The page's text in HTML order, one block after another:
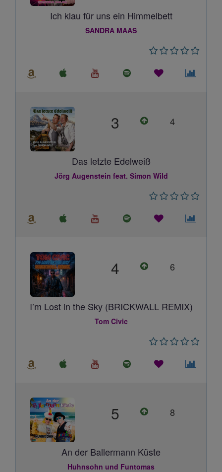
Ich klau für uns ein Himmelbett
SANDRA MAAS
3 4
Das letzte Edelweiß
Jörg Augenstein feat. Simon Wild
4 6
I’m Lost in the Sky (BRICKWALL REMIX)
Tom Civic
5 8
An der Ballermann Küste
Huhnsohn und Funtomas